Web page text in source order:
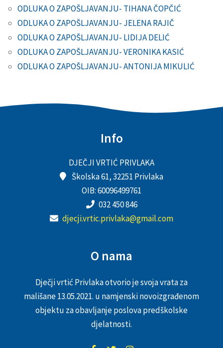
ODLUKA O ZAPOŠLJAVANJU- TIHANA ČOPČIĆ
ODLUKA O ZAPOŠLJAVANJU- JELENA RAJIČ
ODLUKA O ZAPOŠLJAVANJU- LIDIJA DELIĆ
ODLUKA O ZAPOŠLJAVANJU- VERONIKA KASIĆ
ODLUKA O ZAPOŠLJAVANJU- ANTONIJA MIKULIĆ
Info
DJEČJI VRTIĆ PRIVLAKA
Školska 61, 32251 Privlaka
OIB: 60096499761
032 450 846
djecji.vrtic.privlaka@gmail.com
O nama
Dječji vrtić Privlaka otvorio je svoja vrata za
mališane 13.05.2021. u namjenski novoizgrađenom
objektu za obavljanje poslova predškolske
djelatnosti.